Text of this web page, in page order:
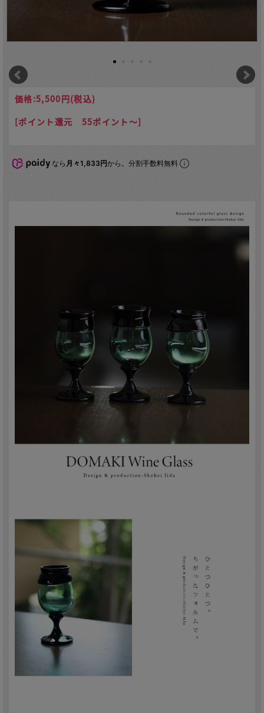
価格:5,500円(税込)
[ポイント還元 55ポイント～]
なら月々1,833円から。分割手数料無料